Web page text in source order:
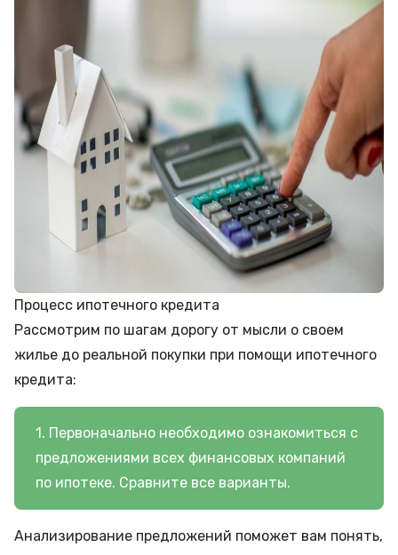
Процесс ипотечного кредита
Рассмотрим по шагам дорогу от мысли о своем
жилье до реальной покупки при помощи ипотечного
кредита:
1. Первоначально необходимо ознакомиться с
предложениями всех финансовых компаний
по ипотеке. Сравните все варианты.
Анализирование предложений поможет вам понять,